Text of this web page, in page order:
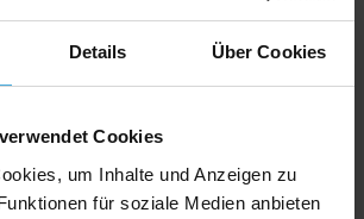
Details Über Cookies
Cookies
um Inhalte und Anzeigen zu
für soziale Medien anbieten
und Fine Art Prints werden direkt bei
und montiert.
mit jeweils 40x60cm